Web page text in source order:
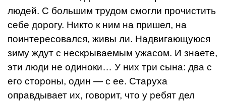
людей. С большим трудом смогли прочистить
себе дорогу. Никто к ним на пришел, на
поинтересовался, живы ли. Надвигающуюся
зиму ждут с нескрываемым ужа­сом. И знаете,
эти люди не одиноки… У них три сына: два с
его стороны, один — с ее. Старуха
оправдывает их, говорит, что у ребят дел